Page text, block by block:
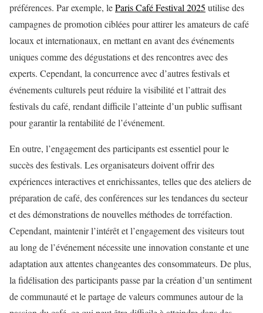
préférences. Par exemple, leParis Café Festival 2025 utilise des
campagnes de promotion ciblées pour attirer les amateurs de café
locaux et internationaux, en mettant en avant des événements
uniques comme des dégustations et des rencontres avec des
experts. Cependant, la concurrence avec d’autres festivals et
événements culturels peut réduire la visibilité et l’attrait des
festivals du café, rendant difficile l’atteinte d’un public suffisant
pour garantir la rentabilité de l’événement.
En outre, l’engagement des participants est essentiel pour le
succès des festivals. Les organisateurs doivent offrir des
expériences interactives et enrichissantes, telles que des ateliers de
préparation de café, des conférences sur les tendances du secteur
et des démonstrations de nouvelles méthodes de torréfaction.
Cependant, maintenir l’intérêt et l’engagement des visiteurs tout
au long de l’événement nécessite une innovation constante et une
adaptation aux attentes changeantes des consommateurs. De plus,
la fidélisation des participants passe par la création d’un sentiment
de communauté et le partage de valeurs communes autour de la